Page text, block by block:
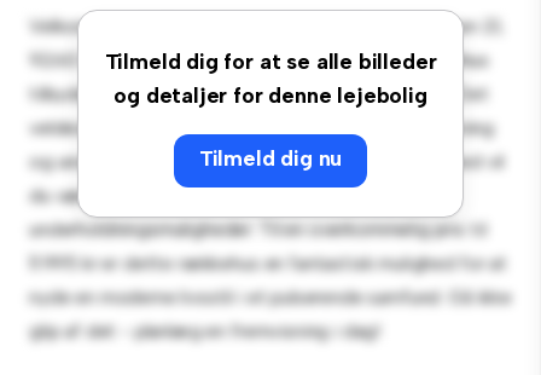
Tilmeld dig for at se alle billeder
og detaljer for denne lejebolig
Tilmeld dig nu
Velkommen til dit nye byhusreservat på Jasminparken 21,
9260 Gistrup! Dette rummelige 4-værelses rækkehus
tilbyder et moderne og komfortabelt opholdsrum. Det
veldesignede layout giver masser af plads til afslapning
og underholdning. Med sin førsteklasses beliggenhed vil
du være tæt på shopping, restauranter og
underholdningsmuligheder. Til en overkommelig pris til
11.995 kr er dette rækkehus en fantastisk mulighed for at
nyde en moderne livsstil i et pulserende samfund. Gå ikke
glip af det - planlæg en fremvisning i dag!